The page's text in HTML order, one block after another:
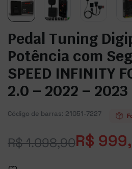
Pedal Tuning
Potência com
SPEED INFINITY
2.0 – 2022 – 2023
Código de barras: 21051-7227
R$1.098,90R$